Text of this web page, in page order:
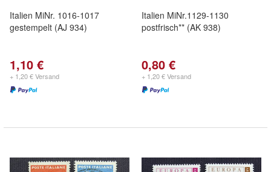
Italien MiNr. 1016-1017
gestempelt (AJ 934)
1,10 €
+ 1,20 € Versand
Italien MiNr.1129-1130
postfrisch** (AK 938)
0,80 €
+ 1,20 € Versand